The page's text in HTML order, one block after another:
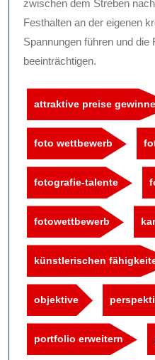
zwischen dem Streben
Festhalten an der eigenen
Spannungen führen und die
beeinträchtigen.
attraktive preise
foto wettbewerb
fotografie-talente
fotowettbewerb
künstlerischen
objektive
portfolio erweitern